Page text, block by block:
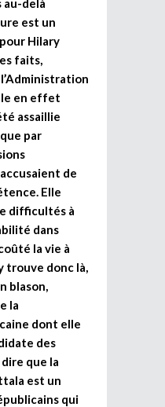
est un
Hilary
faits,
en effet
assaillie
par
de
Elle
difficultés à
dans
la vie à
trouve donc là,
blason,
la
dont elle
des
que la
est un
qui